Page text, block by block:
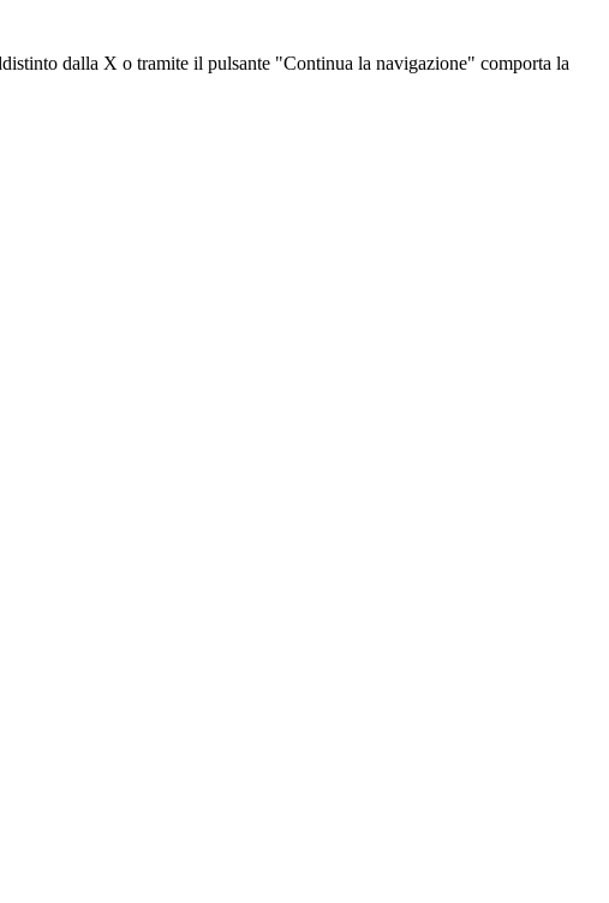
dalla X o tramite il pulsante "Continua la navigazione" comporta la